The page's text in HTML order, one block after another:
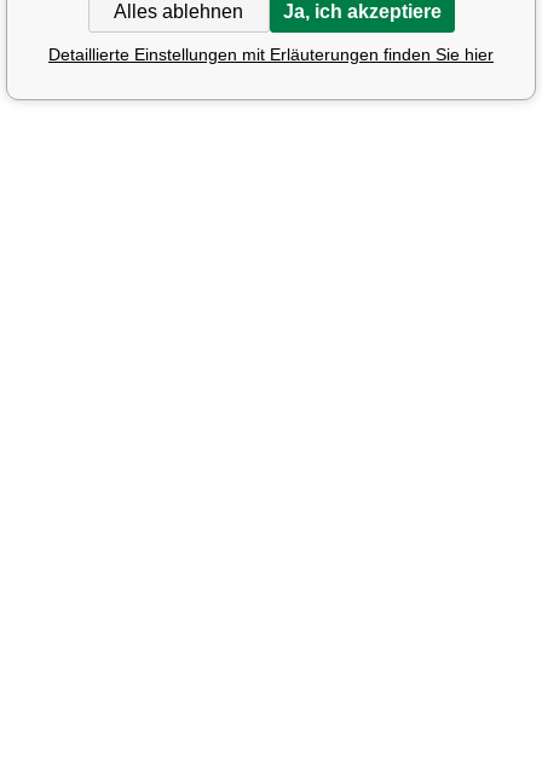
Alles ablehnen Ja, ich akzeptiere
Detaillierte Einstellungen mit Erläuterungen finden Sie hier